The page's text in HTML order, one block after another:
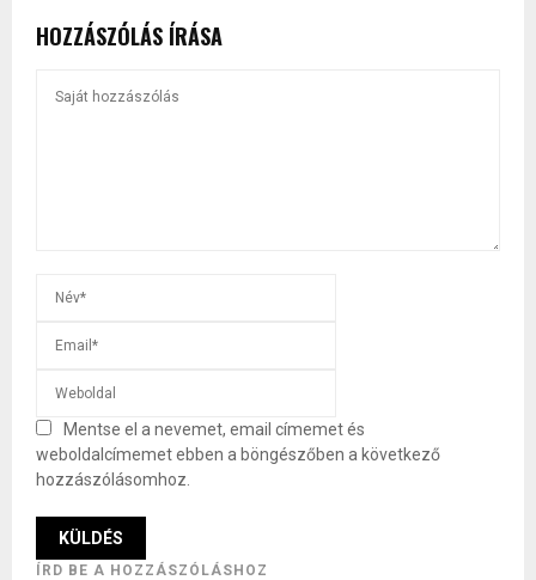
HOZZÁSZÓLÁS ÍRÁSA
Mentse el a nevemet, email címemet és
weboldalcímemet ebben a böngészőben a következő
hozzászólásomhoz.
ÍRD BE A HOZZÁSZÓLÁSHOZ